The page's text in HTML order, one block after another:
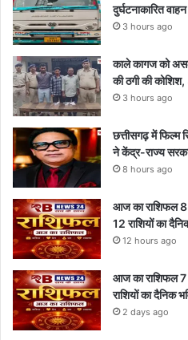
दुर्घटनाकारित
3 hours ago
काले कागज को
की ठगी की कोशिश,
3 hours ago
छत्तीसगढ़ में फिल्म
ने केंद्र-राज्य
8 hours ago
आज का राशिफल
12 राशियों का
12 hours ago
आज का राशिफल
राशियों का दैनिक
2 days ago